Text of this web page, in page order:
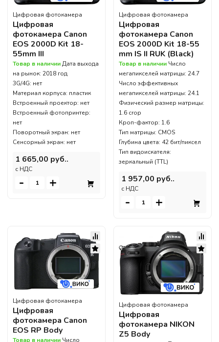
Цифровая фотокамера
Цифровая
фотокамера Canon
EOS 2000D Kit 18-
55mm III
Товар в наличииДата выхода
на рынок: 2018 год
3G/4G: нет
Материал корпуса: пластик
Встроенный проектор: нет
Встроенный фотопринтер:
нет
Поворотный экран: нет
Сенсорный экран: нет
1 665,00 руб..
c НДС
- +
Цифровая фотокамера
Цифровая
фотокамера Canon
EOS 2000D Kit 18-55
mm IS II RUK (Black)
Товар в наличии Число
мегапикселей матрицы: 24.7
Число эффективных
мегапикселей матрицы: 24.1
Физический размер матрицы:
1.6 crop
Кроп-фактор: 1.6
Тип матрицы: CMOS
Глубина цвета: 42 бит/пиксел
Тип видоискателя:
зеркальный (TTL)
1 957,00 руб..
c НДС
- +
Цифровая фотокамера
Цифровая
фотокамера Canon
EOS RP Body
Товар в наличии Число
Цифровая фотокамера
Цифровая
фотокамера NIKON
Z5 Body